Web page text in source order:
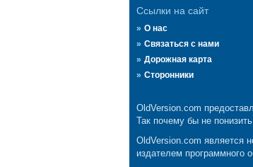
Ссылки на сайт
О нас
Связаться с нами
Дорожная карта
Сторонники
OldVersion.com
Так почему бы не
OldVersion.com является
издателем программного